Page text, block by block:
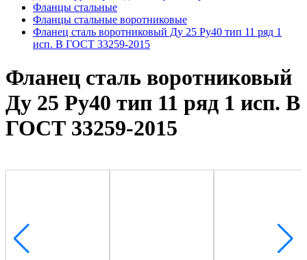
Фланцы стальные
Фланцы стальные воротниковые
Фланец сталь воротниковый Ду 25 Ру40 тип 11 ряд 1
исп. B ГОСТ 33259-2015
Фланец сталь воротниковый
Ду 25 Ру40 тип 11 ряд 1 исп. B
ГОСТ 33259-2015